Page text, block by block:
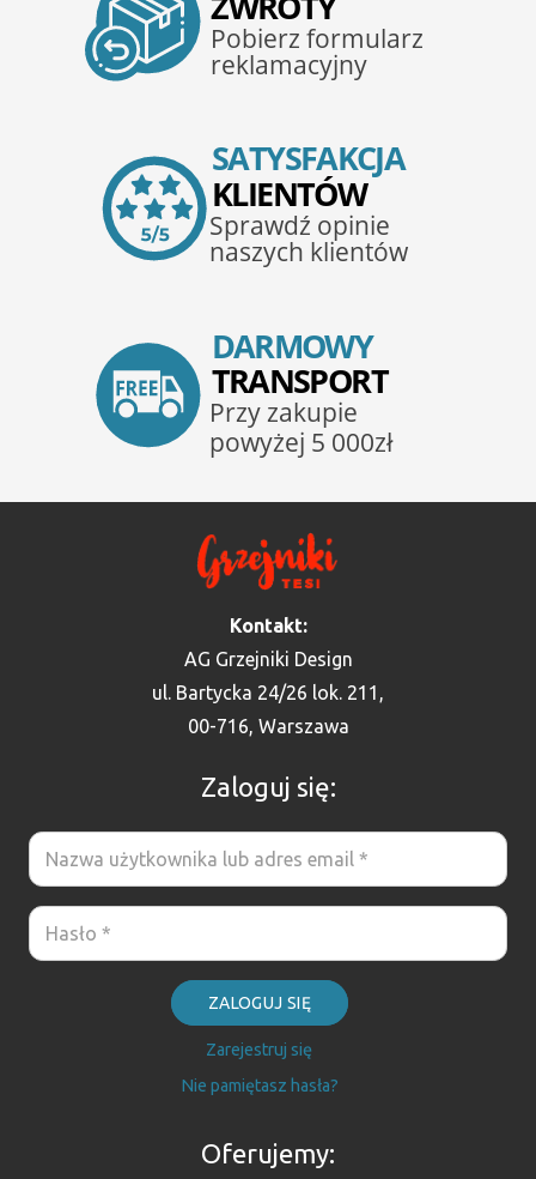
Kontakt:
AG Grzejniki Design
ul. Bartycka 24/26 lok. 211,
00-716, Warszawa
Zaloguj się:
ZALOGUJ SIĘ
Zarejestruj się
Nie pamiętasz hasła?
Oferujemy: